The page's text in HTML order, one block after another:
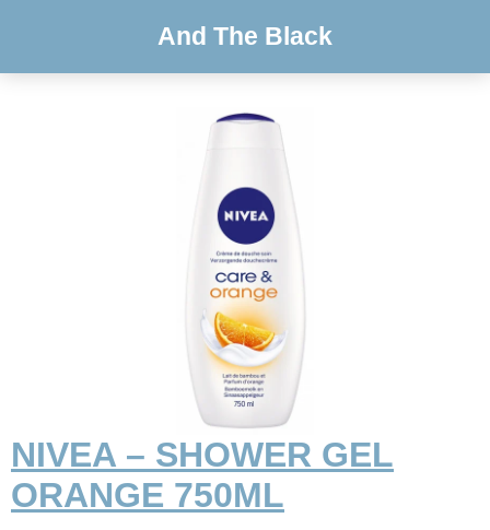
And The Black
NIVEA – SHOWER GEL
ORANGE 750ML